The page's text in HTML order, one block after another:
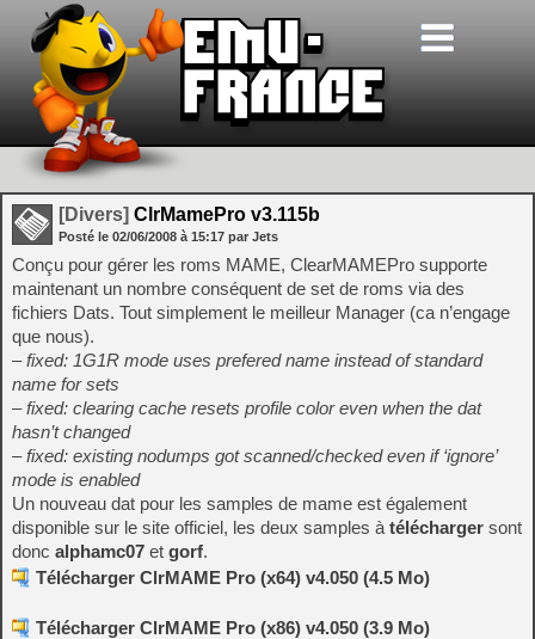
[Divers] ClrMamePro v3.115b
Posté le 02/06/2008 à 15:17 par Jets
Conçu pour gérer les roms MAME, ClearMAMEPro supporte
maintenant un nombre conséquent de set de roms via des
fichiers Dats. Tout simplement le meilleur Manager (ca n’engage
que nous).
– fixed: 1G1R mode uses prefered name instead of standard
name for sets
– fixed: clearing cache resets profile color even when the dat
hasn’t changed
– fixed: existing nodumps got scanned/checked even if ‘ignore’
mode is enabled
Un nouveau dat pour les samples de mame est également
disponible sur le site officiel, les deux samples à télécharger sont
donc alphamc07 et gorf.
Télécharger ClrMAME Pro (x64) v4.050 (4.5 Mo)
Télécharger ClrMAME Pro (x86) v4.050 (3.9 Mo)